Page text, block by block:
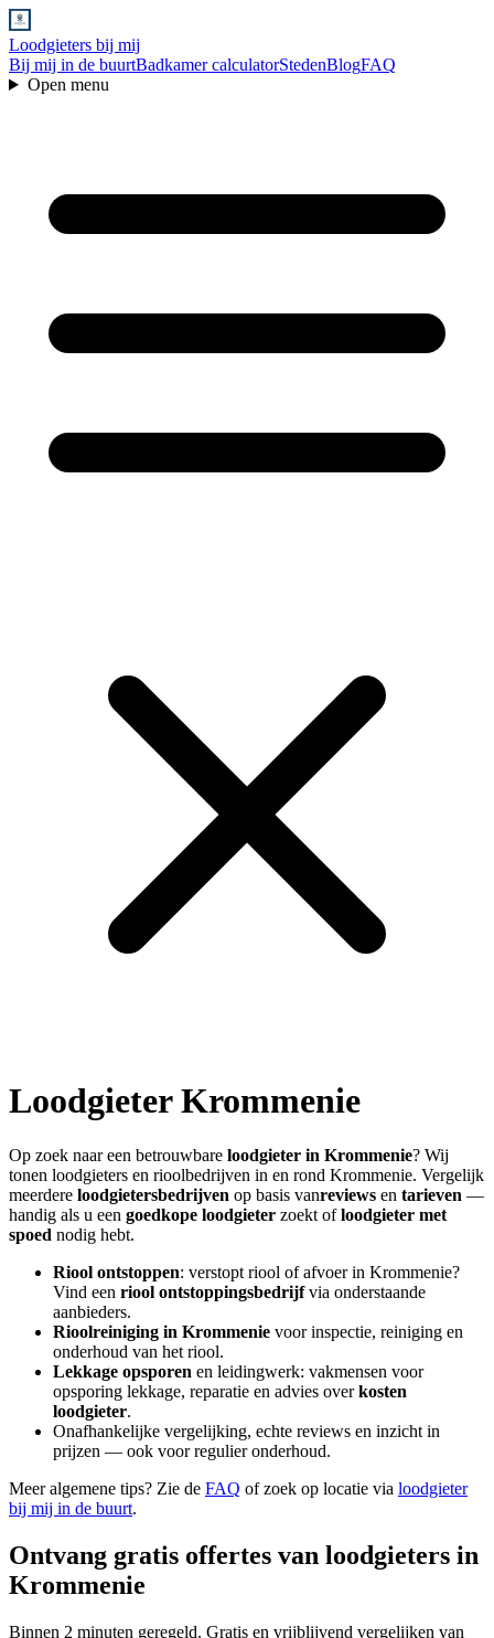
Loodgieters bij mij
Bij mij in de buurtBadkamer calculatorStedenBlogFAQ
Open menu
LoodgieterKrommenie
Op zoek naar een betrouwbare loodgieter in Krommenie? Wij
tonen loodgieters en rioolbedrijven in en rond Krommenie. Vergelijk
meerdere loodgietersbedrijven op basis vanreviews en tarieven —
handig als u een goedkope loodgieter zoekt ofloodgieter met
spoed nodig hebt.
Riool ontstoppen: verstopt riool of afvoer in Krommenie?
Vind een riool ontstoppingsbedrijfvia onderstaande
aanbieders.
Rioolreiniging in Krommenie voor inspectie, reiniging en
onderhoud van het riool.
Lekkage opsporen en leidingwerk: vakmensen voor
opsporing lekkage, reparatie en advies overkosten
loodgieter.
Onafhankelijke vergelijking, echte reviews en inzicht in
prijzen — ook voor regulier onderhoud.
Meer algemene tips? Zie de FAQ of zoek op locatie via loodgieter
bij mij in de buurt.
Ontvang gratis offertes van loodgieters in
Krommenie
Binnen 2 minuten geregeld. Gratis en vrijblijvend vergelijken van